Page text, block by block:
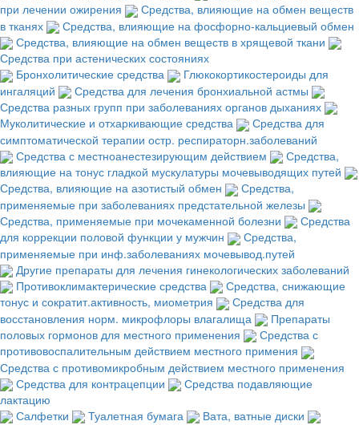
при лечении ожирения
Средства, влияющие на обмен веществ
в тканях
Средства, влияющие на фосфорно-кальциевый обмен
Средства, влияющие на обмен веществ в хрящевой ткани
Средства при астенических состояниях
Бронхолитические средства
Глюкокортикостероиды для
ингаляций
Средства для лечения бронхиальной астмы
Средства разных групп при заболеваниях органов дыханиях
Муколитические и отхаркивающие средства
Средства для
симптоматической терапии остр. респираторн.заболеваний
Средства с местноанестезирующим действием
Средства,
влияющие на тонус гладкой мускулатуры мочевыводящих путей
Средства, влияющие на азотистый обмен
Средства,
применяемые при заболеваниях предстательной железы
Средства, применяемые при мочекаменной болезни
Средства
для коррекции половой функции у мужчин
Средства,
применяемые при инф.заболеваниях мочевывод.путей
Другие препараты для лечения гинекологических заболеваний
Противоклимактерические средства
Средства, снижающие
тонус и сократит.активность, миометрия
Средства для
восстановления норм. микрофлоры влагалища
Препараты
половых гормонов для местного применения
Средства с
противовоспалительным действием местного примения
Средства с противомикробным действием местного применения
Средства для контрацепции
Средства подавляющие
лактацию
Салфетки
Туалетная бумага
Вата, ватные диски